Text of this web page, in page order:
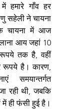
हमारे गाँव हर
सहेली ने चायना
चायना में आज
आय जहां 10
तक है, वहीं
रूपये है। कारण,
समयान्तर्गत
रही थी, जबकि
में ही फंसी हुई है।